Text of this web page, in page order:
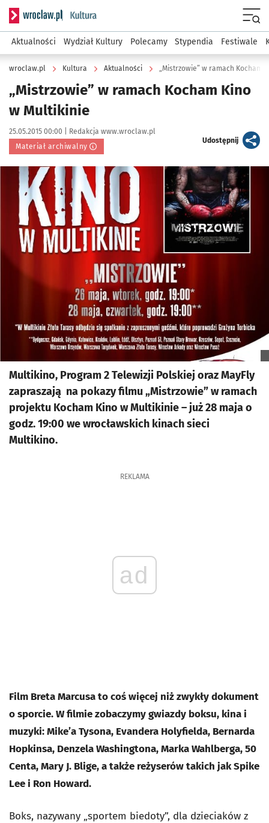
Serwis informacyjny wroclaw.pl podserwis: Kultura
Aktualności Wydział Kultury Polecamy Stypendia Festiwale
wroclaw.pl Kultura Aktualności „Mistrzowie” w ramach Kocham
„Mistrzowie” w ramach Kocham Kino
w Multikinie
Data publikacji:
25.05.2015 00:00 | Autor:
Redakcja www.wroclaw.pl
Materiał archiwalny
Udostępnijartykuł
Kliknij, aby powiększyć
Multikino, Program 2 Telewizji Polskiej oraz MayFly
zapraszają na pokazy filmu „Mistrzowie” w ramach
projektu Kocham Kino w Multikinie – już 28 maja o
godz. 19:00 we wrocławskich kinach sieci
Multikino.
REKLAMA
ad
Film Breta Marcusa to coś więcej niż zwykły dokument
o sporcie. W filmie zobaczymy gwiazdy boksu, kina i
muzyki: Mike’a Tysona, Evandera Holyfielda, Bernarda
Hopkinsa, Denzela Washingtona, Marka Wahlberga, 50
Centa, Mary J. Blige, a także reżyserów takich jak Spike
Lee i Ron Howard.
Boks, nazywany „sportem biedoty”, dla dzieciaków z